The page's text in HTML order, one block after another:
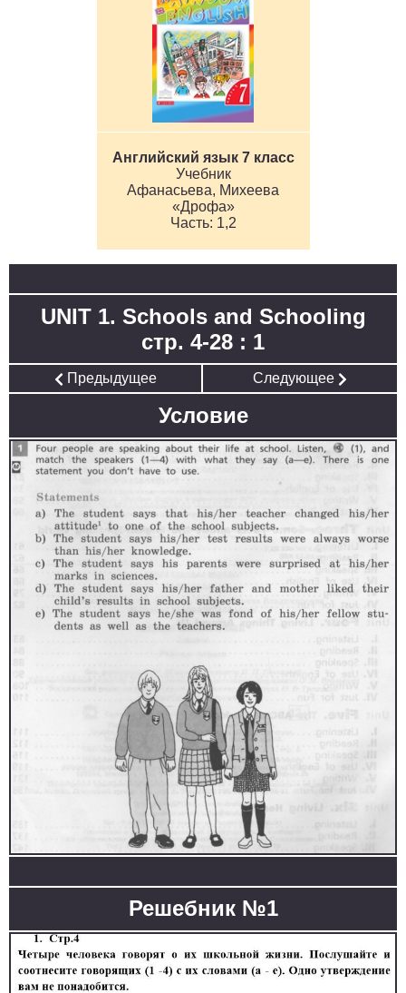
Английский язык 7 класс
Учебник
Афанасьева, Михеева
«Дрофа»
1,2
UNIT 1. Schools and Schooling
стр. 4-28 : 1
Предыдущее Следующее
Условие
Решебник №1